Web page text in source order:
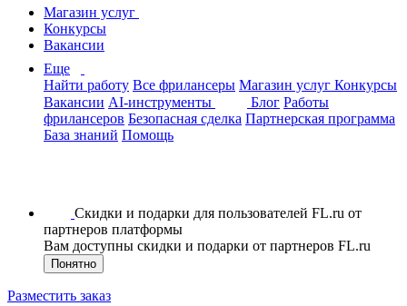
Магазин услуг
Конкурсы
Вакансии
Еще
Найти работу Все фрилансеры Магазин услуг Конкурсы
Вакансии AI-инструменты Блог Работы
фрилансеров Безопасная сделка Партнерская программа
База знаний Помощь
Скидки и подарки для пользователей FL.ru от
партнеров платформы
Вам доступны скидки и подарки от партнеров FL.ru
Понятно
Разместить заказ